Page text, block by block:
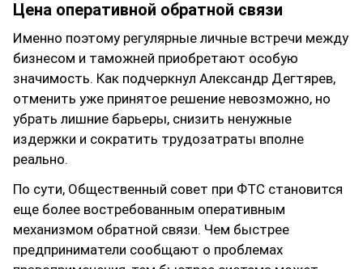
Цена оперативной обратной связи
Именно поэтому регулярные личные встречи между
бизнесом и таможней приобретают особую
значимость. Как подчеркнул Александр Дегтярев,
отменить уже принятое решение невозможно, но
убрать лишние барьеры, снизить ненужные
издержки и сократить трудозатраты вполне
реально.
По сути, Общественный совет при ФТС становится
еще более востребованным оперативным
механизмом обратной связи. Чем быстрее
предприниматели сообщают о проблемах